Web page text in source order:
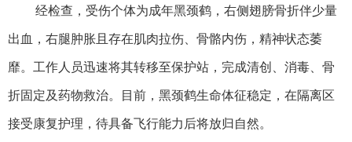
经检查，受伤个体为成年黑颈鹤，右侧翅膀骨折伴少量
出血，右腿肿胀且存在肌肉拉伤、骨骼内伤，精神状态萎
靡。工作人员迅速将其转移至保护站，完成清创、消毒、骨
折固定及药物救治。目前，黑颈鹤生命体征稳定，在隔离区
接受康复护理，待具备飞行能力后将放归自然。